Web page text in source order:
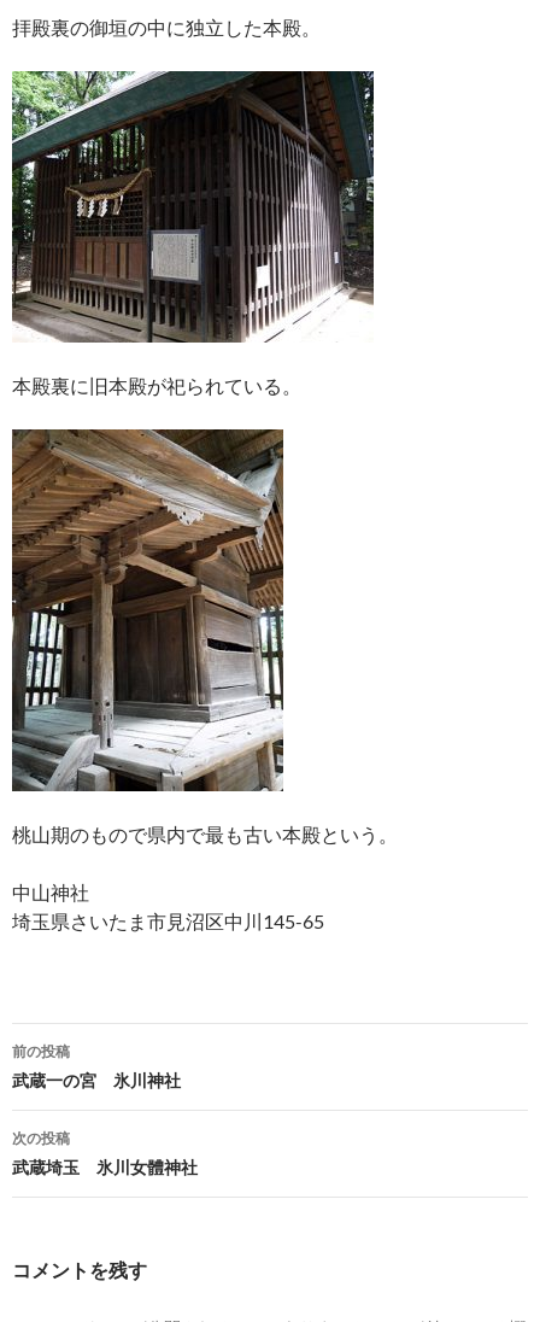
拝殿裏の御垣の中に独立した本殿。
本殿裏に旧本殿が祀られている。
桃山期のもので県内で最も古い本殿という。
中山神社
埼玉県さいたま市見沼区中川145-65
投
稿
ナ
ビ
ゲ
前の投稿
武蔵一の宮 氷川神社
次の投稿
武蔵埼玉 氷川女體神社
コメントを残す